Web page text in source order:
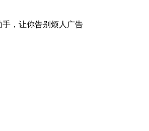
手，让你告别烦人广告